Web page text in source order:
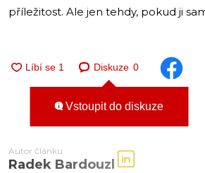
příležitost. Ale jen tehdy, pokud ji
Diskuze 0
Vstoupit do diskuze
Autor článku
Radek Bardouzl